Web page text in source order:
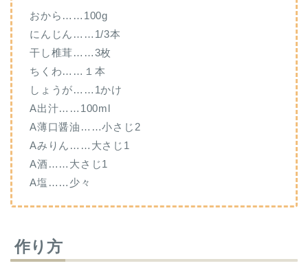
おから……100g
にんじん……1/3本
干し椎茸……3枚
ちくわ……１本
しょうが……1かけ
A出汁……100ml
A薄口醤油……小さじ2
Aみりん……大さじ1
A酒……大さじ1
A塩……少々
作り方